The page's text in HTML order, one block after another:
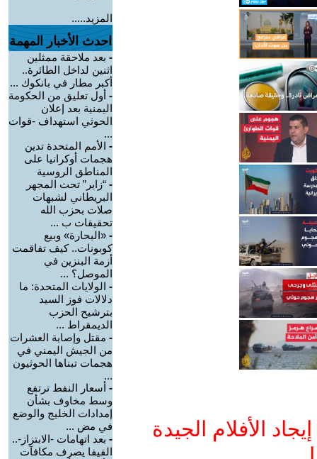
الأفلام الجيدة
المزيد.....
احدث الأخبار المهمة
- بعد ملاحقة ممثلين
اثنين لداخل الطائرة..
أكبر مطار في بانكوك ...
- أول تعليق من الحكومة
اليمنية بعد إعلان
الحوثي استهداف -قوات
...
- الأمم المتحدة تدين
هجمات أوكرانيا على
المناطق الروسية
- “زاير” تحت المجهر
البريطاني لشبهات
صلات بحزب الله
تحقيقات ب ...
- «البحارة» وبيع
كوبونات.. كيف تفاقمت
أزمة البنزين في
الموصل؟ ...
- الولايات المتحدة: ما
دلالات فوز السيد
بترشيح الحزب
الديمقراط ...
- مقتل وإصابة العشرات
من الجيش اليمني في
هجمات تبناها الحوثيون
...
- أسعار النفط ترتفع
وسط مخاوف بشأن
إمدادات الخليج والوضع
في مض ...
- بعد اتهامات -الابتزاز-..
الفيفا يصرف مكافآت